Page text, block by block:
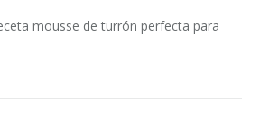
mousse de turrón perfecta para